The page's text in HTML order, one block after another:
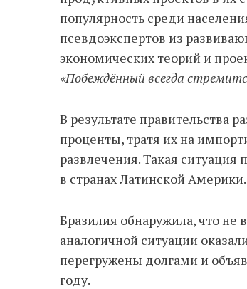
популярность среди
псевдоэкспертов из
экономических теорий и
«Побеждённый всегда
В результате правительства
проценты, тратя их на
развлечения. Такая ситуация
в странах Латинской Америки.
Бразилия обнаружила, что не
аналогичной ситуации
перегружены долгами и
году.